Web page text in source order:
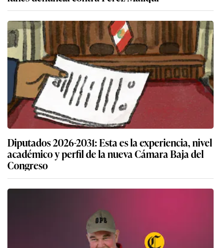
Diputados 2026-2031: Esta es la experiencia, nivel
académico y perfil de la nueva Cámara Baja del
Congreso